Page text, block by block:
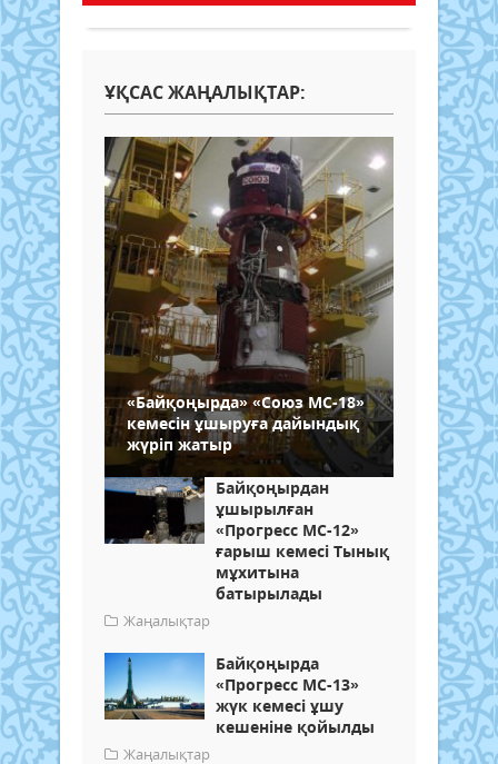
ҰҚСАС ЖАҢАЛЫҚТАР:
«Байқоңырда» «Союз МС-18»
кемесін ұшыруға дайындық
жүріп жатыр
Байқоңырдан
ұшырылған
«Прогресс МС-12»
ғарыш кемесі Тынық
мұхитына
батырылады
Жаңалықтар
Байқоңырда
«Прогресс МС-13»
жүк кемесі ұшу
кешеніне қойылды
Жаңалықтар